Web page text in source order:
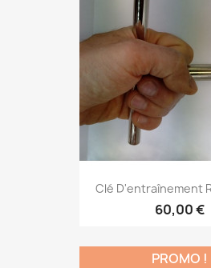
Clé D'entraînement
60,00 €
PROMO !